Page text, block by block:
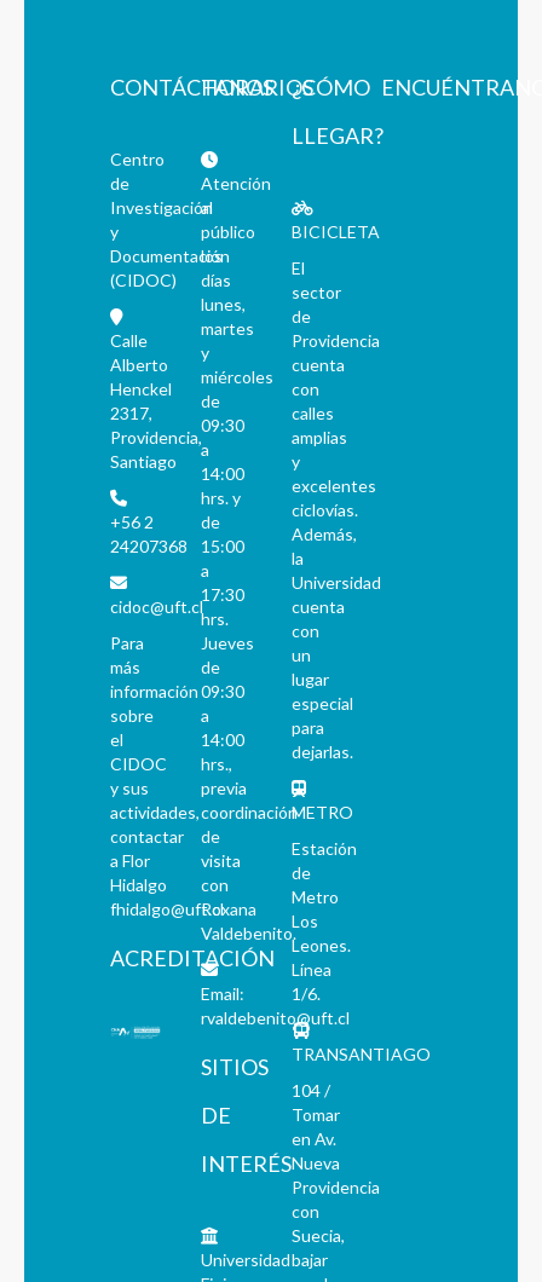
CONTÁCTANOS
Centro
de
Investigación
y
Documentación
(CIDOC)
Calle
Alberto
Henckel
2317,
Providencia,
Santiago
+56 2
24207368
cidoc@uft.cl
Para
más
información
sobre
el
CIDOC
y sus
actividades,
contactar
a Flor
Hidalgo
fhidalgo@uft.cl
ACREDITACIÓN
HORARIOS
Atención
al
público
los
días
lunes,
martes
y
miércoles
de
09:30
a
14:00
hrs. y
de
15:00
a
17:30
hrs.
Jueves
de
09:30
a
14:00
hrs.,
previa
coordinación
de
visita
con
Roxana
Valdebenito.
Email:
rvaldebenito@uft.cl
SITIOS
DE
INTERÉS
Universidad
¿CÓMO
LLEGAR?
BICICLETA
El
sector
de
Providencia
cuenta
con
calles
amplias
y
excelentes
ciclovías.
Además,
la
Universidad
cuenta
con
un
lugar
especial
para
dejarlas.
METRO
Estación
de
Metro
Los
Leones.
Línea
1/6.
TRANSANTIAGO
104 /
Tomar
en Av.
Nueva
Providencia
con
Suecia,
bajar